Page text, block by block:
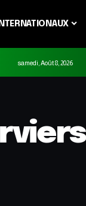
INTERNATIONAUX
samedi, Août 8, 2026